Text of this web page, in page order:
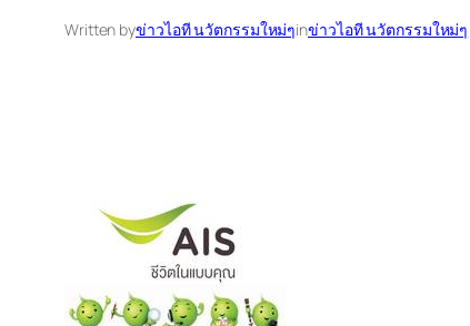
Written byข่าวไอที นวัตกรรมใหม่ๆinข่าวไอที นวัตกรรมใหม่ๆ